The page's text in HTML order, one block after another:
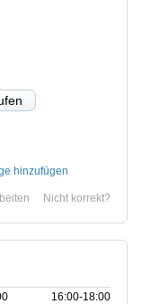
hinzufügen
Nicht korrekt?
16:00‑18:00